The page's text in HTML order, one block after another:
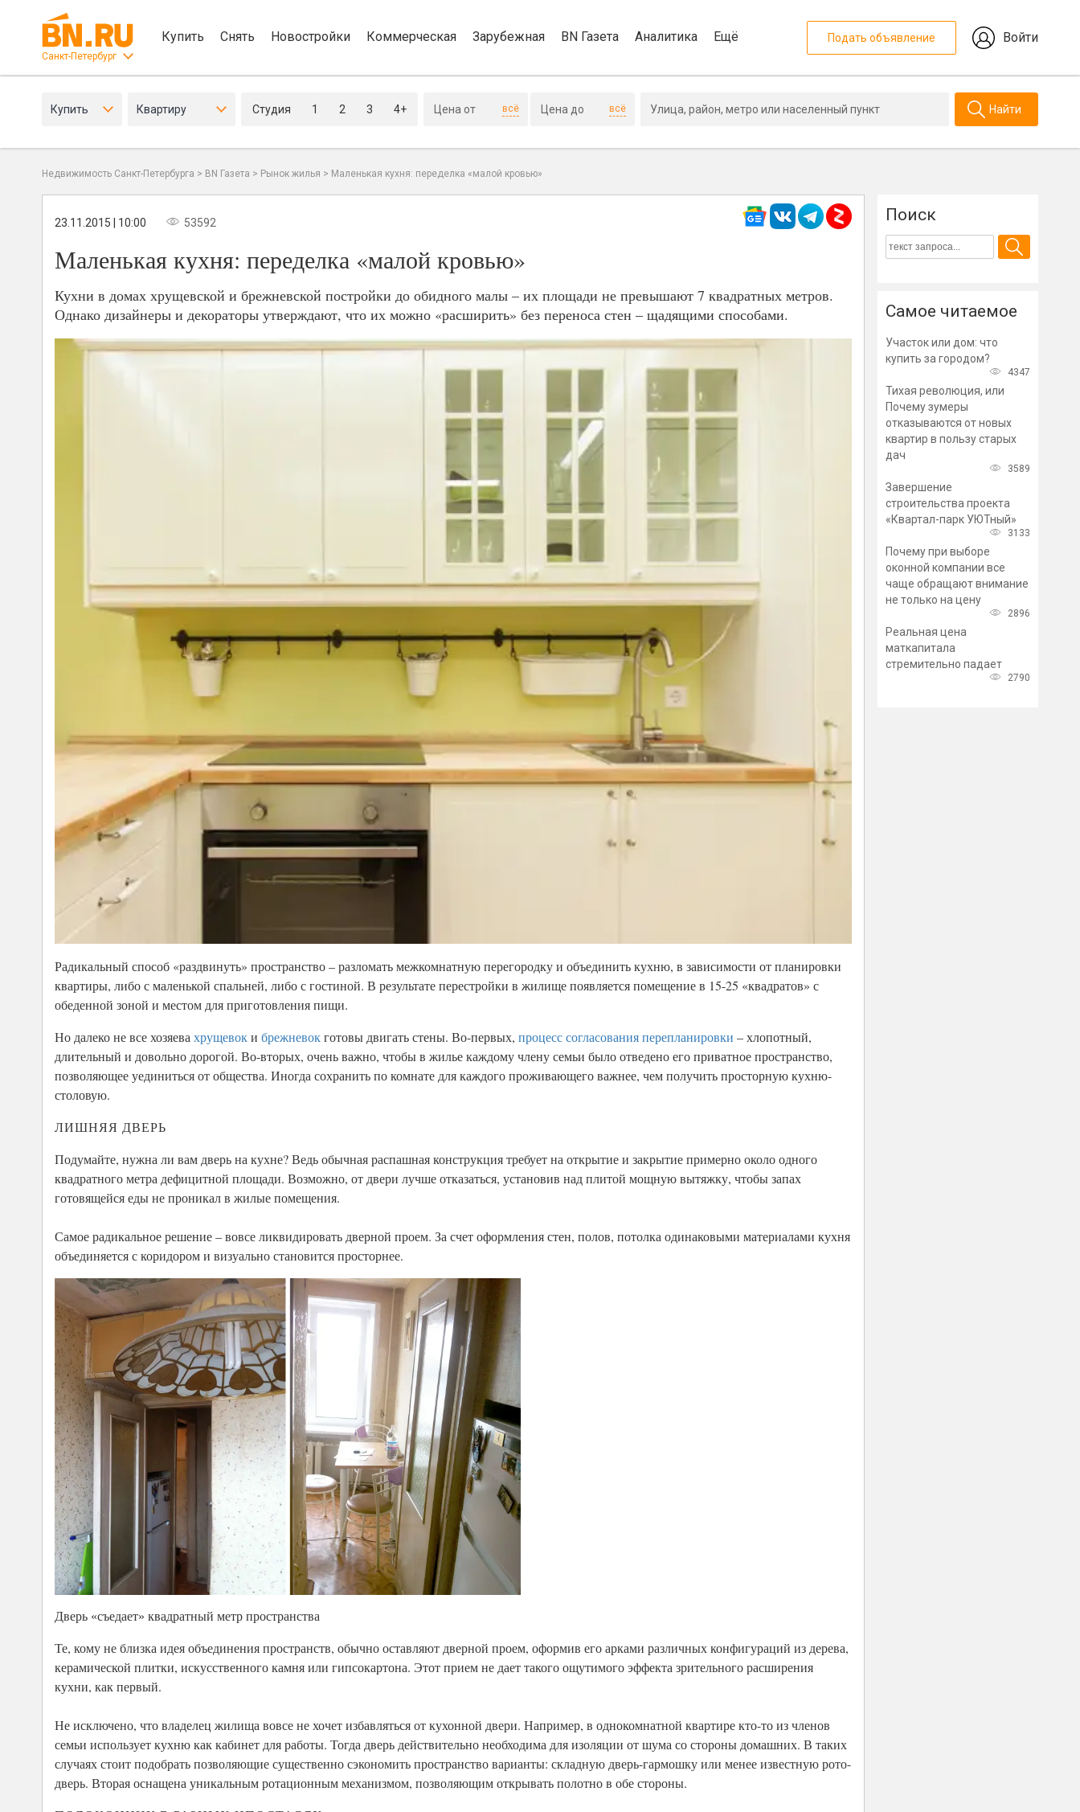
Санкт-Петербург
Купить Снять Новостройки Коммерческая Зарубежная BN Газета Аналитика Ещё Подать объявление Войти
Купить Квартиру Студия 1 2 3 4+ всё всё Найти
Недвижимость Санкт-Петербурга > BN Газета > Рынок жилья > Маленькая кухня: переделка «малой кровью»
23.11.2015 | 10:00 53592
Маленькая кухня: переделка «малой кровью»
Кухни в домах хрущевской и брежневской постройки до обидного малы – их площади не превышают 7 квадратных метров.
Однако дизайнеры и декораторы утверждают, что их можно «расширить» без переноса стен – щадящими способами.
Радикальный способ «раздвинуть» пространство – разломать межкомнатную перегородку и объединить кухню, в зависимости от планировки
квартиры, либо с маленькой спальней, либо с гостиной. В результате перестройки в жилище появляется помещение в 15-25 «квадратов» с
обеденной зоной и местом для приготовления пищи.
Но далеко не все хозяева хрущевоки брежневокготовы двигать стены. Во-первых, процесс согласования перепланировки – хлопотный,
длительный и довольно дорогой. Во-вторых, очень важно, чтобы в жилье каждому члену семьи было отведено его приватное пространство,
позволяющее уединиться от общества. Иногда сохранить по комнате для каждого проживающего важнее, чем получить просторную кухню-
столовую.
ЛИШНЯЯ ДВЕРЬ
Подумайте, нужна ли вам дверь на кухне? Ведь обычная распашная конструкция требует на открытие и закрытие примерно около одного
квадратного метра дефицитной площади. Возможно, от двери лучше отказаться, установив над плитой мощную вытяжку, чтобы запах
готовящейся еды не проникал в жилые помещения.
Самое радикальное решение – вовсе ликвидировать дверной проем. За счет оформления стен, полов, потолка одинаковыми материалами кухня
объединяется с коридором и визуально становится просторнее.
Дверь «съедает» квадратный метр пространства
Те, кому не близка идея объединения пространств, обычно оставляют дверной проем, оформив его арками различных конфигураций из дерева,
керамической плитки, искусственного камня или гипсокартона. Этот прием не дает такого ощутимого эффекта зрительного расширения
кухни, как первый.
Не исключено, что владелец жилища вовсе не хочет избавляться от кухонной двери. Например, в однокомнатной квартире кто-то из членов
семьи использует кухню как кабинет для работы. Тогда дверь действительно необходима для изоляции от шума со стороны домашних. В таких
случаях стоит подобрать позволяющие существенно сэкономить пространство варианты: складную дверь-гармошку или менее известную рото-
дверь. Вторая оснащена уникальным ротационным механизмом, позволяющим открывать полотно в обе стороны.
Поиск
Самое читаемое
Участок или дом: что
купить за городом?
4347
Тихая революция, или
Почему зумеры
отказываются от новых
квартир в пользу старых
дач
3589
Завершение
строительства проекта
«Квартал-парк УЮТный»
3133
Почему при выборе
оконной компании все
чаще обращают внимание
не только на цену
2896
Реальная цена
маткапитала
стремительно падает
2790